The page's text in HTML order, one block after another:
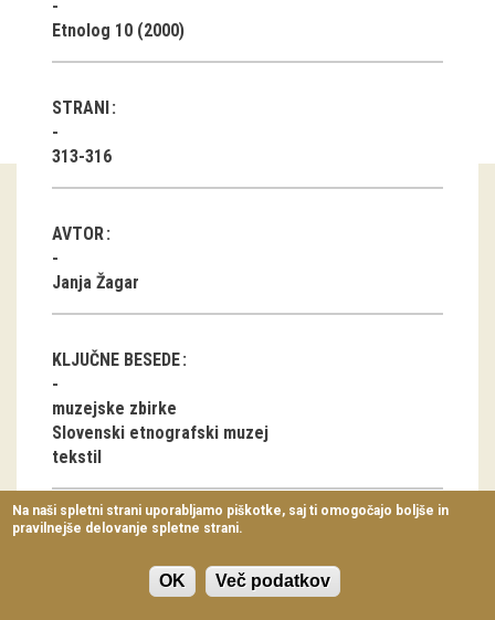
Občasne razstave
Gostovanja
E-razstave
Virtualni sprehodi
Razstavni projekti
Napovednik
Arhiv razstav
Koledar dogodkov
Prireditve
Predavanja
Delavnice
Vodeni ogledi
Etnolog 10 (2000)
STRANI
313-316
AVTOR
Janja Žagar
KLJUČNE BESEDE
muzejske zbirke
Slovenski etnografski muzej
tekstil
ČLANEK V PDF OBLIKI
Na naši spletni strani uporabljamo piškotke, saj ti omogočajo boljše in
pravilnejše delovanje spletne strani.
OK Več podatkov